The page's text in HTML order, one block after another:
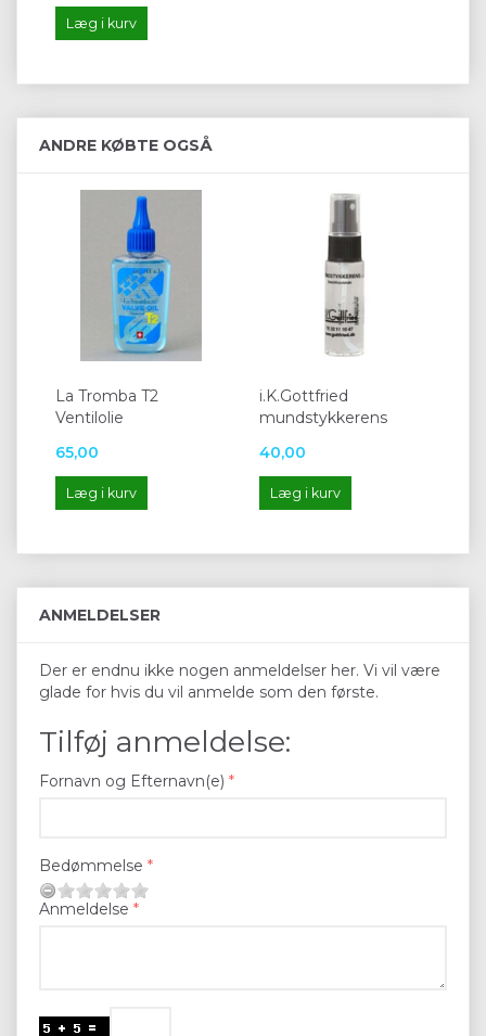
Læg i kurv
ANDRE KØBTE OGSÅ
La Tromba T2
Ventilolie
65,00
Læg i kurv
i.K.Gottfried
mundstykkerens
40,00
Læg i kurv
ANMELDELSER
Der er endnu ikke nogen anmeldelser her. Vi vil være
glade for hvis du vil anmelde som den første.
Tilføj anmeldelse:
Fornavn og Efternavn(e)
Bedømmelse
Anmeldelse